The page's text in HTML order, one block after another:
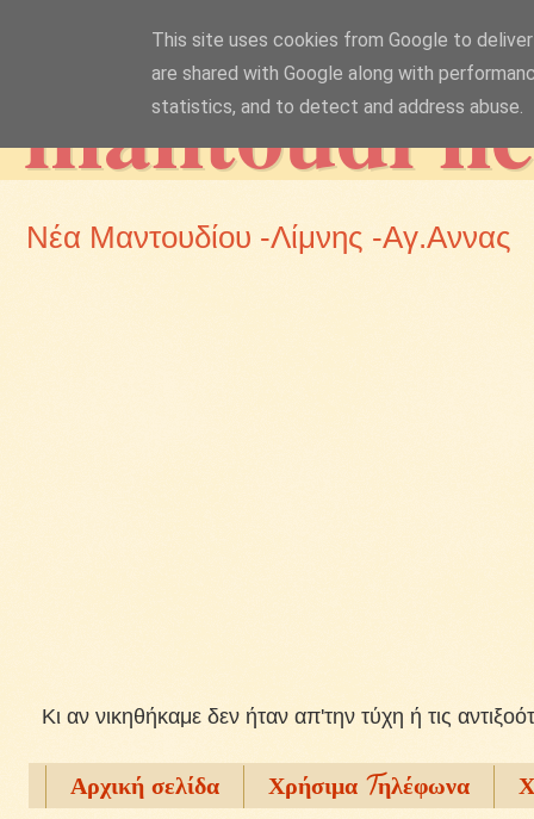
mantoudi
Νέα Μαντουδίου -Λίμνης -Αγ.Αννας
Kι αν νικηθήκαμε δεν ήταν απ'την τύχη ή τις
Αρχική σελίδα Χρήσιμα Tηλέφωνα
This site uses cookies from Google to
are shared with Google along with
statistics, and to detect and address abuse.